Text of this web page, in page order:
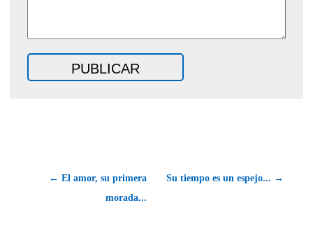
← El amor, su primera
morada...
Su tiempo es un espejo... →